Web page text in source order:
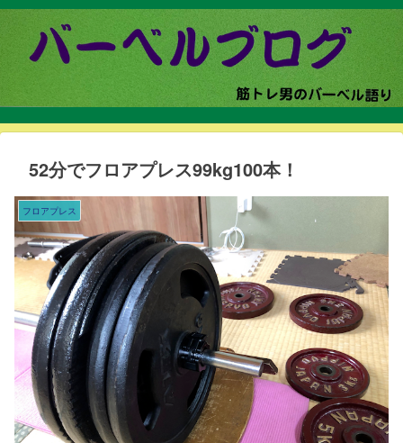
52分でフロアプレス99kg100本！
フロアプレス